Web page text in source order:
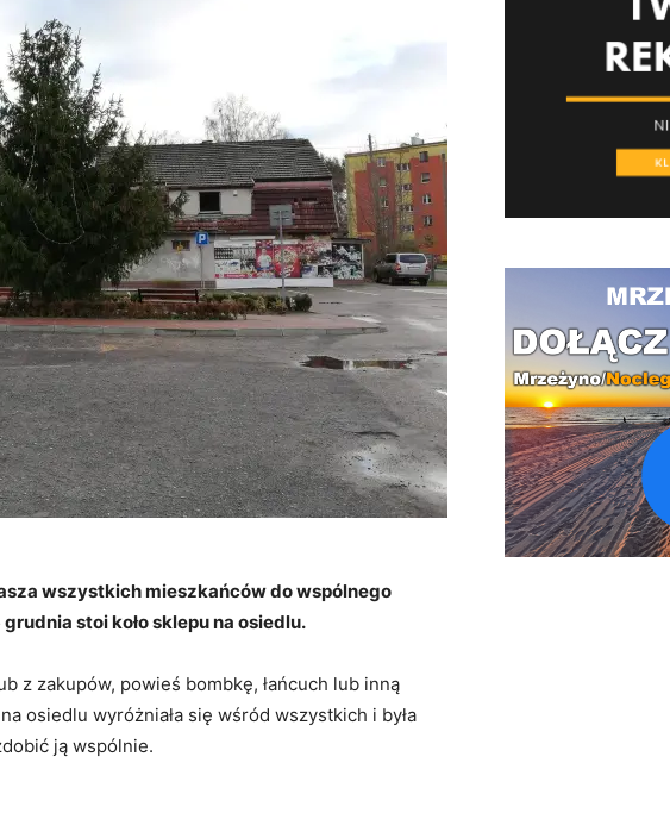
wszystkich mieszkańców do wspólnego
stoi koło sklepu na osiedlu.
z zakupów, powieś bombkę, łańcuch lub inną
osiedlu wyróżniała się wśród wszystkich i była
ją wspólnie.